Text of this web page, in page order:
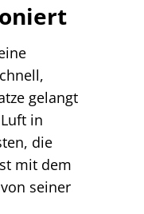
gelangt
in
die
mit dem
seiner